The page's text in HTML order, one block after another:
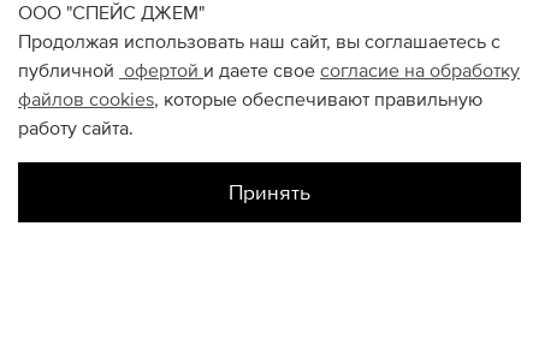
ООО "СПЕЙС ДЖЕМ"
Продолжая использовать наш сайт, вы соглашаетесь с
публичной офертой и даете свое согласие на обработку
файлов cookies, которые обеспечивают правильную
работу сайта.
Принять